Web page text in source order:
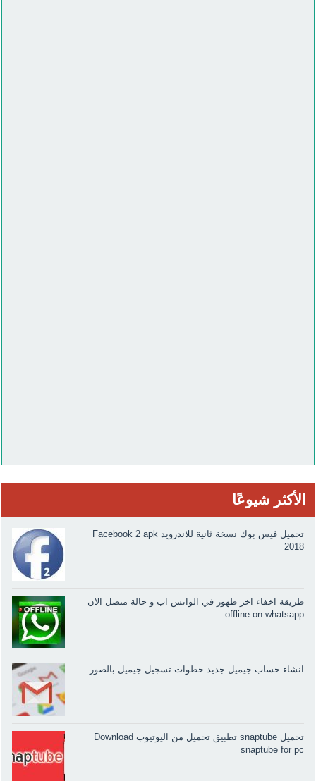
الأكثر شيوعًا
تحميل فيس بوك نسخة ثانية للاندرويد Facebook 2 apk
2018
طريقة اخفاء اخر ظهور في الواتس اب و حالة متصل الان
offline on whatsapp
انشاء حساب جيميل جديد خطوات تسجيل جيميل بالصور
تحميل snaptube تطبيق تحميل من اليوتيوب Download
snaptube for pc